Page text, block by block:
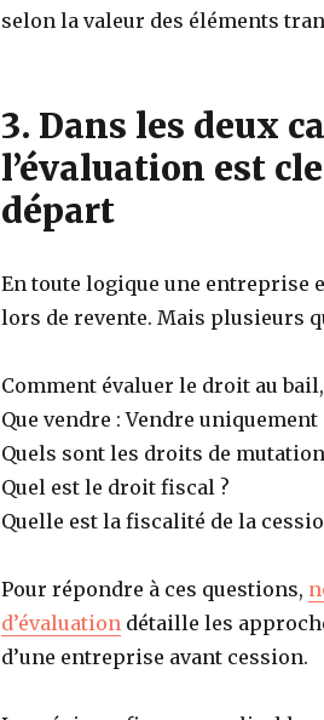
selon la valeur des éléments
3. Dans les deux
l’évaluation est
départ
En toute logique une entreprise
lors de revente. Mais plusieurs
Comment évaluer le droit au
Que vendre : Vendre
Quels sont les droits de
Quel est le droit fiscal ?
Quelle est la fiscalité de la
Pour répondre à ces questions,
d’évaluationdétaille les
d’une entreprise avant cession.